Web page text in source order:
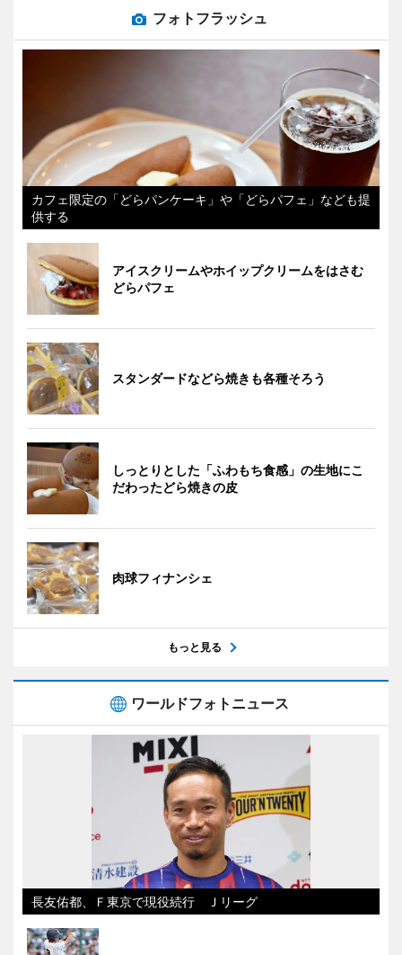
フォトフラッシュ
カフェ限定の「どらパンケーキ」や「どらパフェ」なども提
供する
アイスクリームやホイップクリームをはさむ
どらパフェ
スタンダードなどら焼きも各種そろう
しっとりとした「ふわもち食感」の生地にこ
だわったどら焼きの皮
肉球フィナンシェ
もっと見る
ワールドフォトニュース
長友佑都、Ｆ東京で現役続行 Ｊリーグ